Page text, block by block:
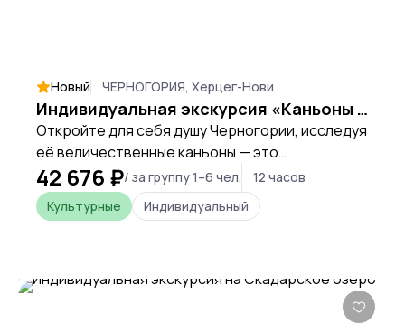
Новый ЧЕРНОГОРИЯ, Херцег-Нови
Индивидуальная экскурсия «Каньоны Черногории»
Откройте для себя душу Черногории, исследуя
её величественные каньоны — это
путешествие к истокам природной силы и
древней истории, где каждый пейзаж
рассказывает свою эпическую сагу.
42 676 ₽/ за группу 1–6 чел.
12 часов
Культурные
Индивидуальный